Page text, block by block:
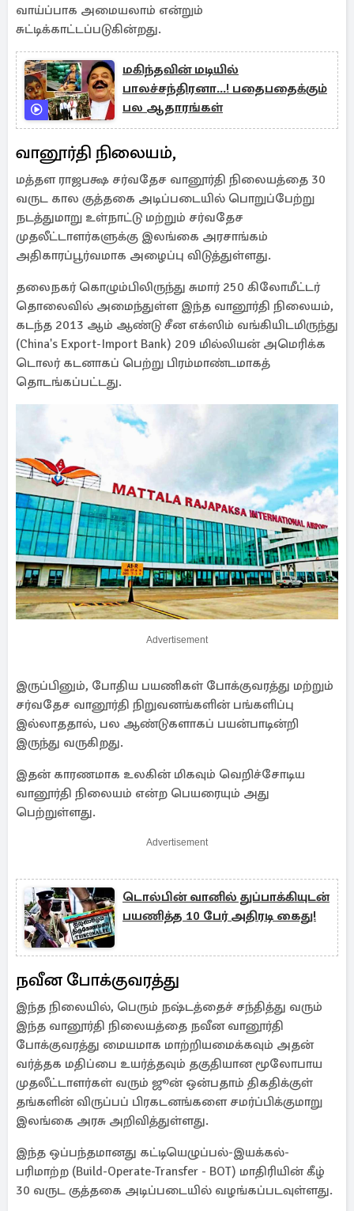
வாய்ப்பாக அமையலாம் என்றும்
சுட்டிக்காட்டப்படுகின்றது.
மகிந்தவின் மடியில்
பாலச்சந்திரனா...! பதைபதைக்கும்
பல ஆதாரங்கள்
வானூர்தி நிலையம்,
மத்தள ராஜபக்ஷ சர்வதேச வானூர்தி நிலையத்தை 30
வருட கால குத்தகை அடிப்படையில் பொறுப்பேற்று
நடத்துமாறு உள்நாட்டு மற்றும் சர்வதேச
முதலீட்டாளர்களுக்கு இலங்கை அரசாங்கம்
அதிகாரப்பூர்வமாக அழைப்பு விடுத்துள்ளது.
தலைநகர் கொழும்பிலிருந்து சுமார் 250 கிலோமீட்டர்
தொலைவில் அமைந்துள்ள இந்த வானூர்தி நிலையம்,
கடந்த 2013 ஆம் ஆண்டு சீன எக்ஸிம் வங்கியிடமிருந்து
(China's Export-Import Bank) 209 மில்லியன் அமெரிக்க
டொலர் கடனாகப் பெற்று பிரம்மாண்டமாகத்
தொடங்கப்பட்டது.
Advertisement
இருப்பினும், போதிய பயணிகள் போக்குவரத்து மற்றும்
சர்வதேச வானூர்தி நிறுவனங்களின் பங்களிப்பு
இல்லாததால், பல ஆண்டுகளாகப் பயன்பாடின்றி
இருந்து வருகிறது.
இதன் காரணமாக உலகின் மிகவும் வெறிச்சோடிய
வானூர்தி நிலையம் என்ற பெயரையும் அது
பெற்றுள்ளது.
Advertisement
டொல்பின் வானில் துப்பாக்கியுடன்
பயணித்த 10 பேர் அதிரடி கைது!
நவீன போக்குவரத்து
இந்த நிலையில், பெரும் நஷ்டத்தைச் சந்தித்து வரும்
இந்த வானூர்தி நிலையத்தை நவீன வானூர்தி
போக்குவரத்து மையமாக மாற்றியமைக்கவும் அதன்
வர்த்தக மதிப்பை உயர்த்தவும் தகுதியான மூலோபாய
முதலீட்டாளர்கள் வரும் ஜூன் ஒன்பதாம் திகதிக்குள்
தங்களின் விருப்பப் பிரகடனங்களை சமர்ப்பிக்குமாறு
இலங்கை அரசு அறிவித்துள்ளது.
இந்த ஒப்பந்தமானது கட்டியெழுப்பல்-இயக்கல்-
பரிமாற்ற (Build-Operate-Transfer - BOT) மாதிரியின் கீழ்
30 வருட குத்தகை அடிப்படையில் வழங்கப்படவுள்ளது.